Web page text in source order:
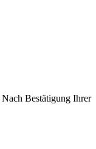
Nach Bestätigung Ihrer